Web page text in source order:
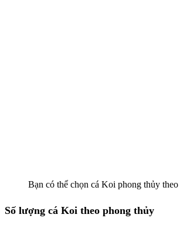
Bạn có thể chọn cá Koi phong thủy
Số lượng cá Koi theo phong thủy